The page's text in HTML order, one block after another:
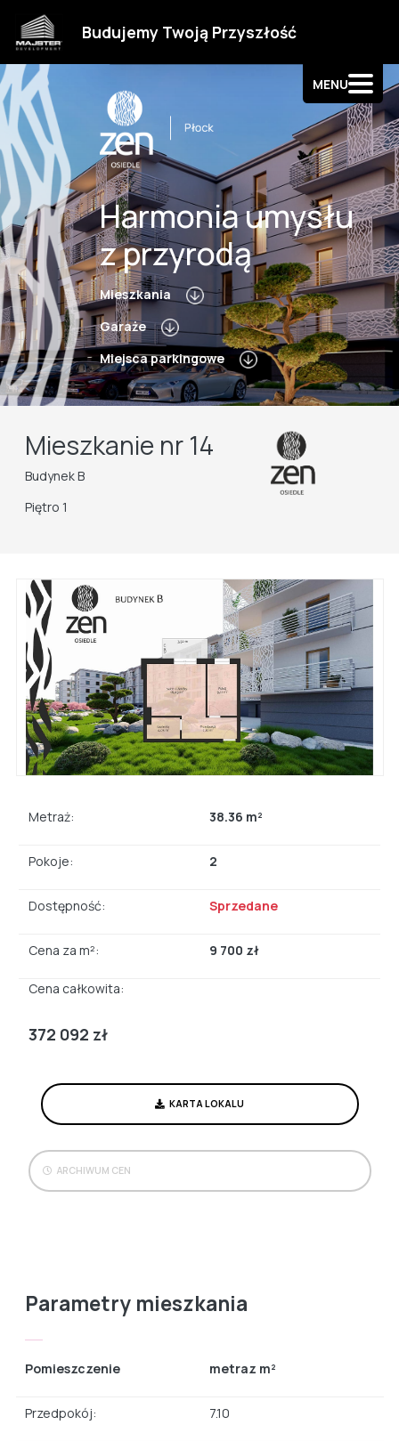
Budujemy Twoją Przyszłość
MENU
Kontakt
Harmonia umysłu
z przyrodą
Mieszkania
Garaże
Miejsca parkingowe
Mieszkanie nr 14
Budynek B
Piętro 1
Metraż: 38.36 m²
Pokoje: 2
Dostępność: Sprzedane
Cena za m²: 9 700 zł
Cena całkowita:
372 092 zł
KARTA LOKALU
ARCHIWUM CEN
Parametry mieszkania
Pomieszczenie metraz m²
Przedpokój: 7.10